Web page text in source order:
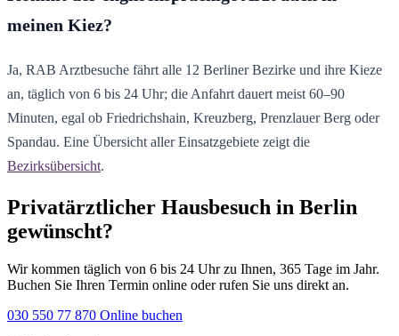
meinen Kiez?
Ja, RAB Arztbesuche fährt alle 12 Berliner Bezirke und ihre Kieze
an, täglich von 6 bis 24 Uhr; die Anfahrt dauert meist 60–90
Minuten, egal ob Friedrichshain, Kreuzberg, Prenzlauer Berg oder
Spandau. Eine Übersicht aller Einsatzgebiete zeigt die
Bezirksübersicht.
Privatärztlicher Hausbesuch in Berlin
gewünscht?
Wir kommen täglich von 6 bis 24 Uhr zu Ihnen, 365 Tage im Jahr.
Buchen Sie Ihren Termin online oder rufen Sie uns direkt an.
030 550 77 870 Online buchen